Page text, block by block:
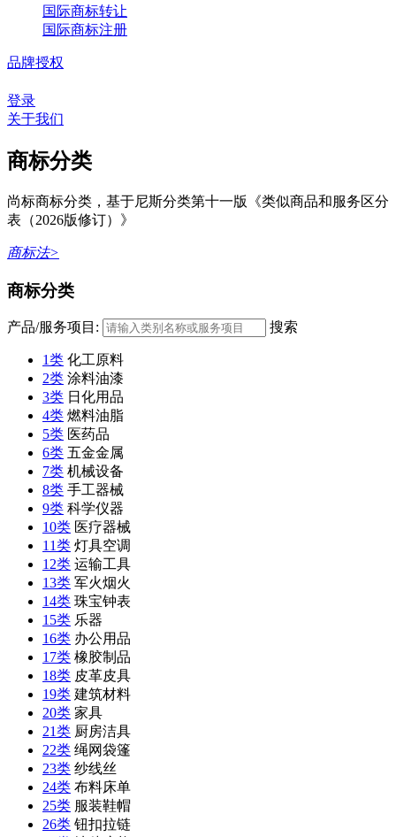
国际商标转让
国际商标注册
品牌授权
登录
关于我们
商标分类
尚标商标分类，基于尼斯分类第十一版《类似商品和服务区分
表（2026版修订）》
商标法>
商标分类
产品/服务项目: 搜索
1类 化工原料
2类 涂料油漆
3类 日化用品
4类 燃料油脂
5类 医药品
6类 五金金属
7类 机械设备
8类 手工器械
9类 科学仪器
10类 医疗器械
11类 灯具空调
12类 运输工具
13类 军火烟火
14类 珠宝钟表
15类 乐器
16类 办公用品
17类 橡胶制品
18类 皮革皮具
19类 建筑材料
20类 家具
21类 厨房洁具
22类 绳网袋篷
23类 纱线丝
24类 布料床单
25类 服装鞋帽
26类 钮扣拉链